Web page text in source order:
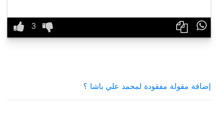

إضافة مقولة مفقودة لمحمد علي باشا ؟